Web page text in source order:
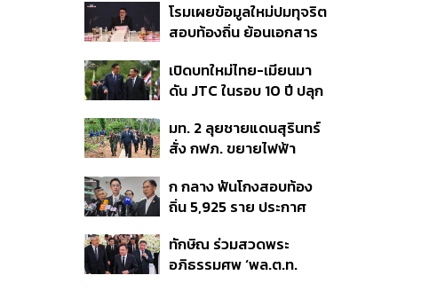
สหรัฐฯ-ญี่ปุ่น Standard
Chartered เปิดเป้าสิ้นปีนี้
ต่อดอลลาร์
โรมเผยข้อมูลใหม่ปมทุจริต
สอบท้องถิ่น ย้อนเอกสาร
อนุทิน จ่อสอบต่อเอี่ยว
ตัดตอน ม.บูรพา หรือไม่
เปิดบทใหม่ไทย-เมียนมา
ดัน JTC ในรอบ 10 ปี ปลุก
ชายแดน ท่าเรือน้ำลึก
ทวาย
มท. 2 ลุยชายแดนสุรินทร์
สั่ง กฟภ. ขยายไฟฟ้า
350’ เสริมความมั่นคง
ชายแดน
ก กลาง ฟันโกงสอบท้อง
ถิ่น 5,925 ราย ประกาศ
ราย รอ ป.ป.ช. ขีดเส้นแล้ว
เสร็จ 31 ส.ค.
ทักษิณ ร่วมสวดพระ
อภิธรรมศพ ‘พล.ต.ท.